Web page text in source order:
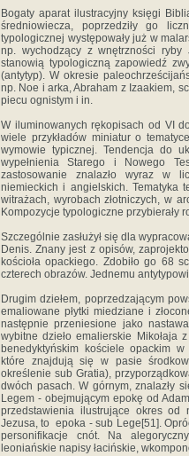
Bogaty aparat ilustracyjny księgi
średniowiecza, poprzedziły go
typologicznej występowały już w
np. wychodzący z wnętrzności
stanowią typologiczną zapowiedź
(antytyp). W okresie
np. Noe i arka, Abraham z Izaakiem,
piecu ognistym i in.
W iluminowanych rękopisach od VI
wiele przykładów miniatur o
wymowie typicznej. Tendencja do
wypełnienia Starego i Nowego
zastosowanie znalazło wyraz w
niemieckich i angielskich. Tematyka
witrażach, wyrobach złotniczych, w
Kompozycje typologiczne przybierały
Szczególnie zasłużył się dla
Denis. Znany jest z opisów,
kościoła opackiego. Zdobiło go 68
czterech obrazów. Jednemu
Drugim dziełem, poprzedzającym
emaliowane płytki miedziane i
następnie przeniesione jako
wybitne dzieło emalierskie Mikołaja
benedyktyńskim kościele opackim
które znajdują się w pasie
określenie sub Gratia),
dwóch pasach. W górnym, znalazły
Legem - obejmującym epokę od
przedstawienia ilustrujące okres
Jezusa, to epoka - sub Lege[51].
personifikacje cnót. Na
leoniańskie napisy łacińskie,